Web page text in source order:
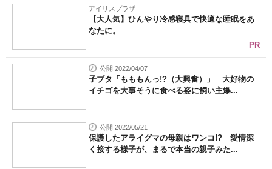
アイリスプラザ
【大人気】ひんやり冷感寝具で快適な睡眠をあ
なたに。
PR
公開 2022/04/07
子ブタ「もももんっ!?（大興奮）」 大好物の
イチゴを大事そうに食べる姿に飼い主爆...
公開 2022/05/21
保護したアライグマの母親はワンコ!? 愛情深
く接する様子が、まるで本当の親子みた...